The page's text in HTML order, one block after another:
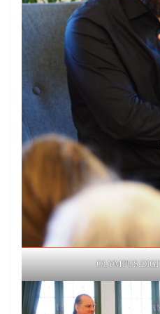
OLYMPUS